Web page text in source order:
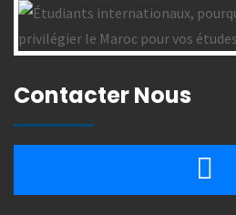
Contacter Nous